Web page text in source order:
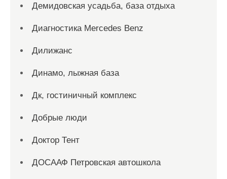
Демидовская усадьба, база отдыха
Диагностика Mercedes Benz
Дилижанс
Динамо, лыжная база
Дк, гостиничный комплекс
Добрые люди
Доктор Тент
ДОСААФ Петровская автошкола